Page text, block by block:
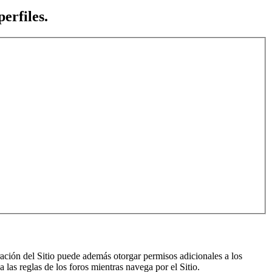
del Sitio puede además otorgar permisos adicionales a los
las reglas de los foros mientras navega por el Sitio.